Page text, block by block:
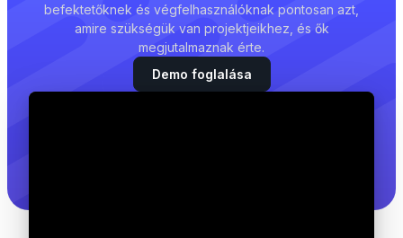
befektetőknek és végfelhasználóknak pontosan azt,
amire szükségük van projektjeikhez, és ők
megjutalmaznak érte.
Demo foglalása